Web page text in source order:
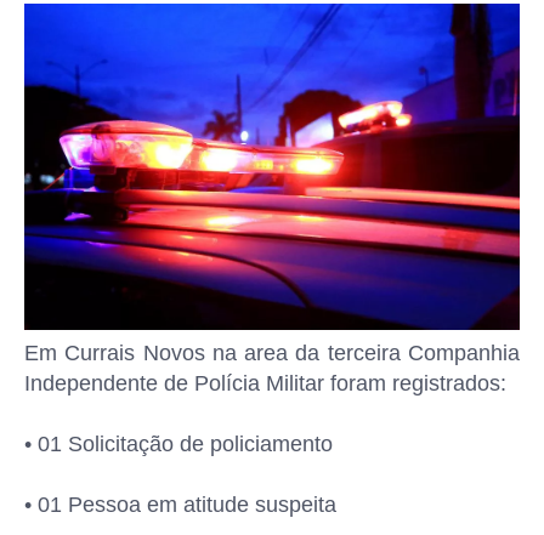
Em Currais Novos na area da terceira Companhia
Independente de Polícia Militar foram registrados:
• 01 Solicitação de policiamento
• 01 Pessoa em atitude suspeita